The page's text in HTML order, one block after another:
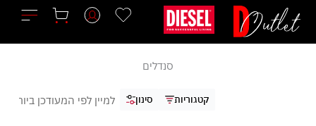
לתוכן
סנדלים
סינון קטגוריות